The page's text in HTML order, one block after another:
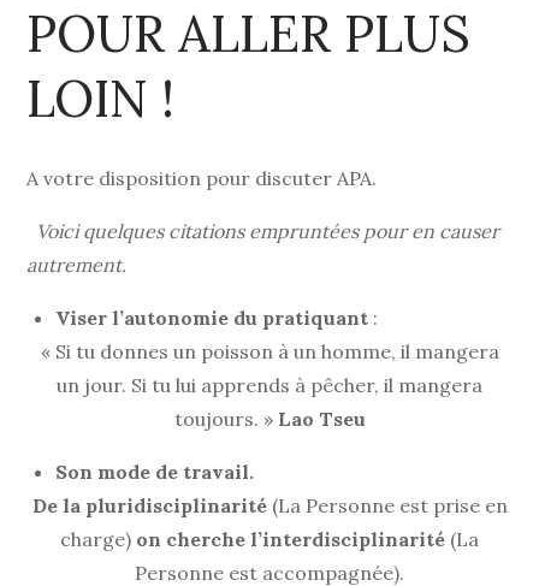
POUR ALLER PLUS
LOIN !
A votre disposition pour discuter APA.
Voici quelques citations empruntées pour en causer
autrement.
Viser l’autonomie du pratiquant :
« Si tu donnes un poisson à un homme, il mangera
un jour. Si tu lui apprends à pêcher, il mangera
toujours. »Lao Tseu
Son mode de travail.
De la pluridisciplinarité (La Personne est prise en
charge) on cherche l’interdisciplinarité (La
Personne est accompagnée).